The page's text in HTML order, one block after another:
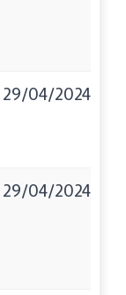
29/04/2024
29/04/2024